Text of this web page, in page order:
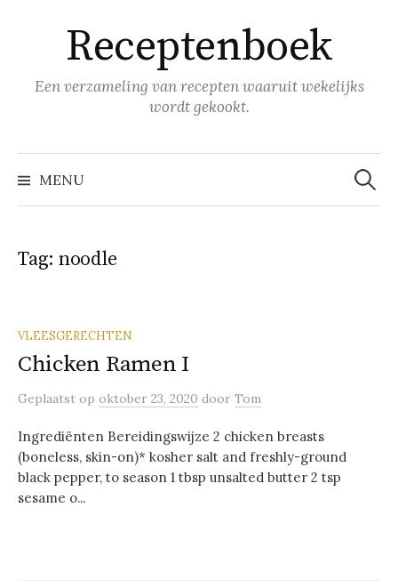
inhoud
springenReceptenboek
Een verzameling van recepten waaruit wekelijks
wordt gekookt.
MENU
Zoeken
naar:
Tag: noodle
VLEESGERECHTEN
Chicken Ramen I
Geplaatst op oktober 23, 2020 door Tom
Ingrediënten Bereidingswijze 2 chicken breasts
(boneless, skin-on)* kosher salt and freshly-ground
black pepper, to season 1 tbsp unsalted butter 2 tsp
sesame o...